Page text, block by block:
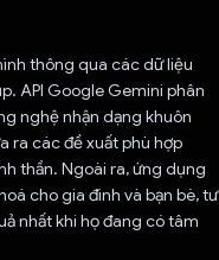
thông qua các dữ liệu
API Google Gemini phân
nghệ nhận dạng khuôn
ra các đề xuất phù hợp
thần. Ngoài ra, ứng dụng
cho gia đình và bạn bè, tư
nhất khi họ đang có tâm